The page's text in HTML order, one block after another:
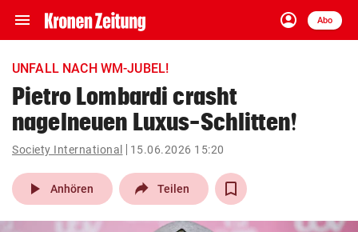
menu Navigation
ein-/ausklappen
account_circle
Anmelden
Abo
close Schließen
account_circle Anmelden
arrow_right
pin_drop
Wien arrow_right
bookmark
UNFALL NACH WM-JUBEL!
Pietro Lombardi crasht
nagelneuen Luxus-Schlitten!
Society International 15.06.2026 15:20
play_arrow Anhören Teilen